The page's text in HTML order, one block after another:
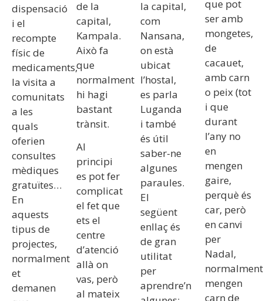
dispensació
i el
recompte
físic de
medicaments,
la visita a
comunitats
a les
quals
oferien
consultes
mèdiques
gratuïtes…
En
aquests
tipus de
projectes,
normalment
et
demanen
de la
capital,
Kampala.
Això fa
que
normalment
hi hagi
bastant
trànsit.
Al
principi
es pot fer
complicat
el fet que
ets el
centre
d’atenció
allà on
vas, però
al mateix
la capital,
com
Nansana,
on està
ubicat
l’hostal,
es parla
Luganda
i també
és útil
saber-ne
algunes
paraules.
El
següent
enllaç és
de gran
utilitat
per
aprendre’n
que pot
ser amb
mongetes,
de
cacauet,
amb carn
o peix (tot
i que
durant
l’any no
en
mengen
gaire,
perquè és
car, però
en canvi
per
Nadal,
normalment
mengen
carn de